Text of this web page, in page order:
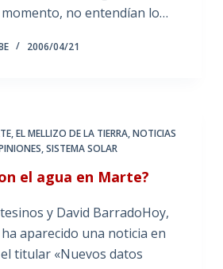
no entendían lo…
2006/04/21
EL MELLIZO DE LA TIERRA,NOTICIAS
,SISTEMA SOLAR
el agua en Marte?
y David BarradoHoy,
aparecido una noticia en
titular «Nuevos datos